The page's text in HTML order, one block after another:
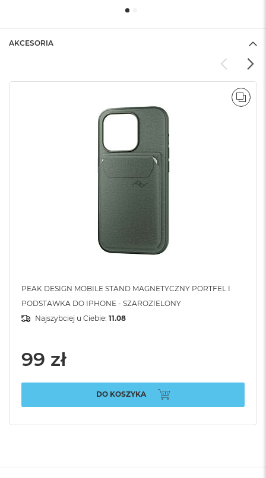
AKCESORIA
PEAK DESIGN MOBILE STAND MAGNETYCZNY PORTFEL I
PODSTAWKA DO IPHONE - SZAROZIELONY
Najszybciej u Ciebie: 11.08
99 zł
DO KOSZYKA